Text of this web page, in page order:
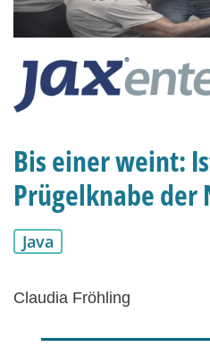
Bis einer weint:
Prügelknabe der
Java
Claudia Fröhling